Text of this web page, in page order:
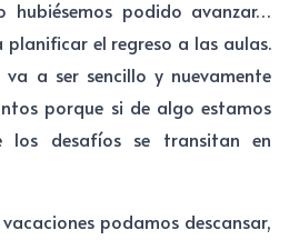
hubiésemos podido avanzar…
planificar el regreso a las aulas.
a ser sencillo y nuevamente
porque si de algo estamos
los desafíos se transitan en
podamos descansar,